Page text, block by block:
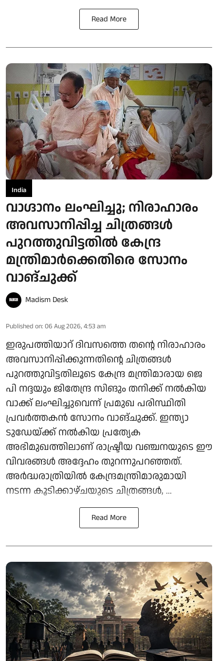
Read More
India
വാഗ്ദാനം ലംഘിച്ചു; നിരാഹാരം
അവസാനിപ്പിച്ച ചിത്രങ്ങൾ
പുറത്തുവിട്ടതിൽ കേന്ദ്ര
മന്ത്രിമാർക്കെതിരെ സോനം
വാങ്ചുക്ക്
Madism Desk
Published on: 06 Aug 2026, 4:53 am
ഇരുപത്തിയാറ് ദിവസത്തെ തന്റെ നിരാഹാരം
അവസാനിപ്പിക്കുന്നതിന്റെ ചിത്രങ്ങൾ
പുറത്തുവിട്ടതിലൂടെ കേന്ദ്ര മന്ത്രിമാരായ ജെ
പി നദ്ദയും ജിതേന്ദ്ര സിങും തനിക്ക് നൽകിയ
വാക്ക് ലംഘിച്ചുവെന്ന് പ്രമുഖ പരിസ്ഥിതി
പ്രവർത്തകൻ സോനം വാങ്ചുക്ക്. ഇന്ത്യാ
ടുഡേയ്ക്ക് നൽകിയ പ്രത്യേക
അഭിമുഖത്തിലാണ് രാഷ്ട്രീയ വഞ്ചനയുടെ ഈ
വിവരങ്ങൾ അദ്ദേഹം തുറന്നുപറഞ്ഞത്.
അർദ്ധരാത്രിയിൽ കേന്ദ്രമന്ത്രിമാരുമായി
നടന്ന കൂടിക്കാഴ്ചയുടെ ചിത്രങ്ങൾ, ...
Read More